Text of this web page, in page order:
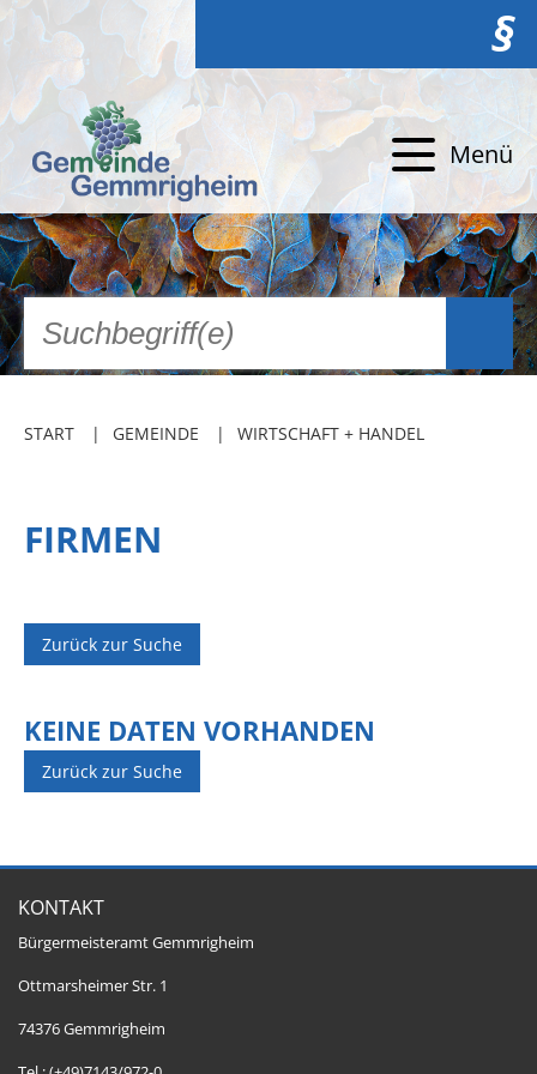
§
Menü
START GEMEINDE WIRTSCHAFT + HANDEL
FIRMEN
Zurück zur Suche
KEINE DATEN VORHANDEN
Zurück zur Suche
KONTAKT
Bürgermeisteramt Gemmrigheim
Ottmarsheimer Str. 1
74376 Gemmrigheim